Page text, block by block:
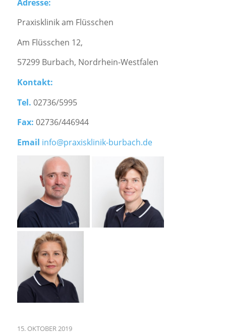
Adresse:
Praxisklinik am Flüsschen
Am Flüsschen 12,
57299 Burbach, Nordrhein-Westfalen
Kontakt:
Tel. 02736/5995
Fax: 02736/446944
Email info@praxisklinik-burbach.de
15. OKTOBER 2019